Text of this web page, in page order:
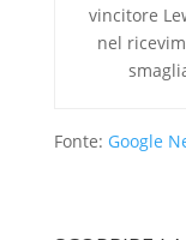
vincitore
nel
Fonte: Google